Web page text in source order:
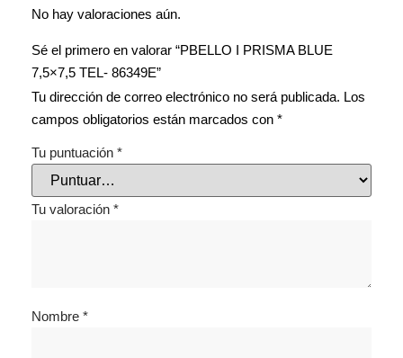
No hay valoraciones aún.
Sé el primero en valorar “PBELLO I PRISMA BLUE
7,5×7,5 TEL- 86349E”
Tu dirección de correo electrónico no será publicada. Los
campos obligatorios están marcados con *
Tu puntuación *
Tu valoración *
Nombre *